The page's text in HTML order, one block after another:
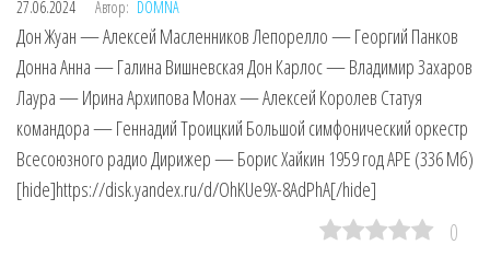
27.06.2024 Автор: DOMNA
Дон Жуан — Алексей Масленников Лепорелло — Георгий Панков
Донна Анна — Галина Вишневская Дон Карлос — Владимир Захаров
Лаура — Ирина Архипова Монах — Алексей Королев Статуя
командора — Геннадий Троицкий Большой симфонический оркестр
Всесоюзного радио Дирижер — Борис Хайкин 1959 год APE (336 Мб)
[hide]https://disk.yandex.ru/d/OhKUe9X-8AdPhA[/hide]
0